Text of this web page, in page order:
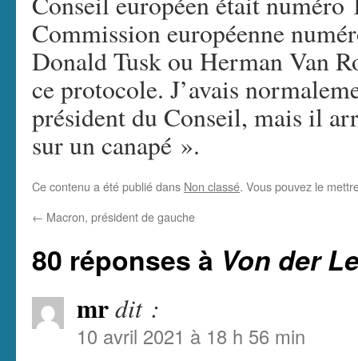
Commission européenne
Donald Tusk ou Herman Van
ce protocole. J’avais
président du Conseil, mais il
sur un canapé ».
Ce contenu a été publié dans Non classé. Vous pouvez le
← Macron, président de gauche
80 réponses à Von der
mrdit :
10 avril 2021 à 18 h 56 min